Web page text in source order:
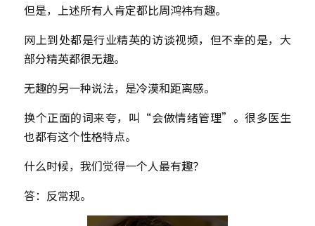
但是，上述所有人肯定都比周鸿祎有趣。
网上到处都是行业精英的访谈视频，但不幸的是，大
部分精英都很无趣。
无趣的另一种说法，是冷漠和距离感。
换个正面的词来夸，叫“会做情绪管理”。很多医生
也都有这个性格特点。
什么时候，我们觉得一个人最有趣？
答：反常规。